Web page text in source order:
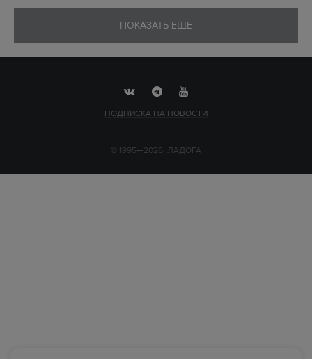
ПОКАЗАТЬ ЕЩЕ
ПОДПИСКА НА НОВОСТИ
© 1995—2026, ЛАДОГА